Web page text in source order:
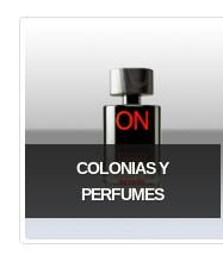
COLONIAS Y
PERFUMES